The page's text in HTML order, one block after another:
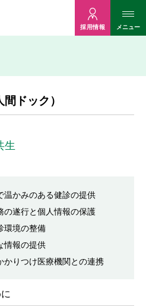
採用情報 メニュー
ドック）
生
温かみのある健診の提供
の遂行と個人情報の保護
環境の整備
情報の提供
かりつけ医療機関との連携